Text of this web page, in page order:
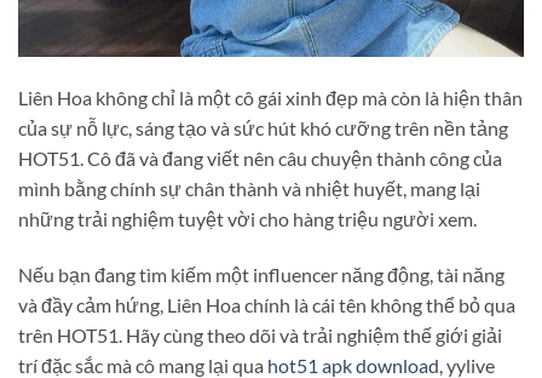
Liên Hoa không chỉ là một cô gái xinh đẹp mà còn là hiện thân
của sự nỗ lực, sáng tạo và sức hút khó cưỡng trên nền tảng
HOT51. Cô đã và đang viết nên câu chuyện thành công của
mình bằng chính sự chân thành và nhiệt huyết, mang lại
những trải nghiệm tuyệt vời cho hàng triệu người xem.
Nếu bạn đang tìm kiếm một influencer năng động, tài năng
và đầy cảm hứng, Liên Hoa chính là cái tên không thể bỏ qua
trên HOT51. Hãy cùng theo dõi và trải nghiệm thế giới giải
trí đặc sắc mà cô mang lại qua hot51 apk download , yylive